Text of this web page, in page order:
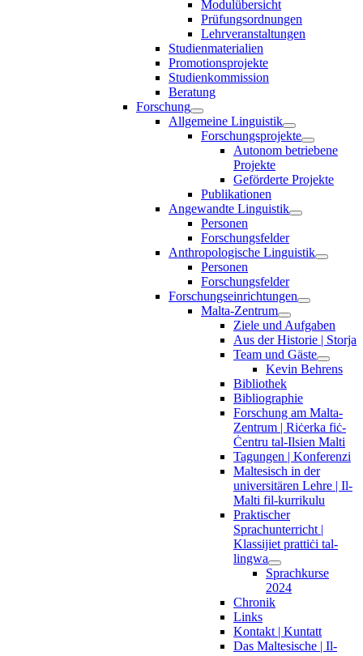
Modulübersicht
Prüfungsordnungen
Lehrveranstaltungen
Studienmaterialien
Promotionsprojekte
Studienkommission
Beratung
Forschung
Allgemeine Linguistik
Forschungsprojekte
Autonom betriebene
Projekte
Geförderte Projekte
Publikationen
Angewandte Linguistik
Personen
Forschungsfelder
Anthropologische Linguistik
Personen
Forschungsfelder
Forschungseinrichtungen
Malta-Zentrum
Ziele und Aufgaben
Aus der Historie | Storja
Team und Gäste
Kevin Behrens
Bibliothek
Bibliographie
Forschung am Malta-
Zentrum | Riċerka fiċ-
Ċentru tal-Ilsien Malti
Tagungen | Konferenzi
Maltesisch in der
universitären Lehre | Il-
Malti fil-kurrikulu
Praktischer
Sprachunterricht |
Klassijiet prattiċi tal-
lingwa
Sprachkurse
2024
Chronik
Links
Kontakt | Kuntatt
Das Maltesische | Il-